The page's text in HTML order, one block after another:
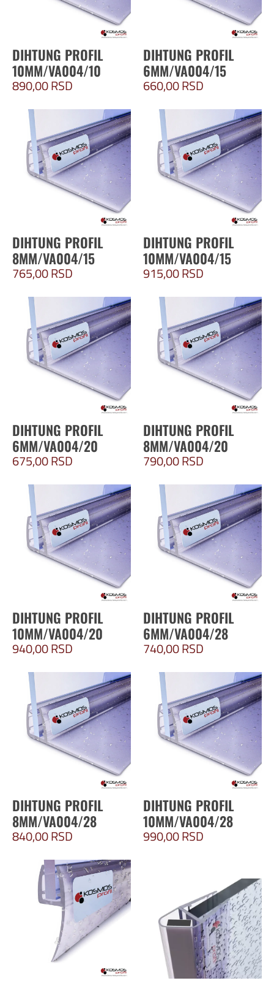
DIHTUNG PROFIL
10MM/VA004/10
890,00RSD
DIHTUNG PROFIL
6MM/VA004/15
660,00RSD
DIHTUNG PROFIL
8MM/VA004/15
765,00RSD
DIHTUNG PROFIL
10MM/VA004/15
915,00RSD
DIHTUNG PROFIL
6MM/VA004/20
675,00RSD
DIHTUNG PROFIL
8MM/VA004/20
790,00RSD
DIHTUNG PROFIL
10MM/VA004/20
940,00RSD
DIHTUNG PROFIL
6MM/VA004/28
740,00RSD
DIHTUNG PROFIL
8MM/VA004/28
840,00RSD
DIHTUNG PROFIL
10MM/VA004/28
990,00RSD